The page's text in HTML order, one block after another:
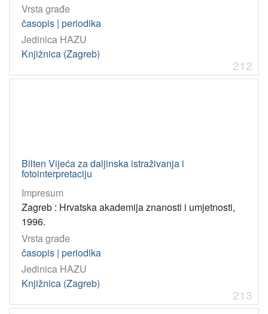
Vrsta građe
časopis | periodika
Jedinica HAZU
Knjižnica (Zagreb)
212
Bilten Vijeća za daljinska istraživanja i
fotointerpretaciju
Impresum
Zagreb : Hrvatska akademija znanosti i umjetnosti,
1996.
Vrsta građe
časopis | periodika
Jedinica HAZU
Knjižnica (Zagreb)
213